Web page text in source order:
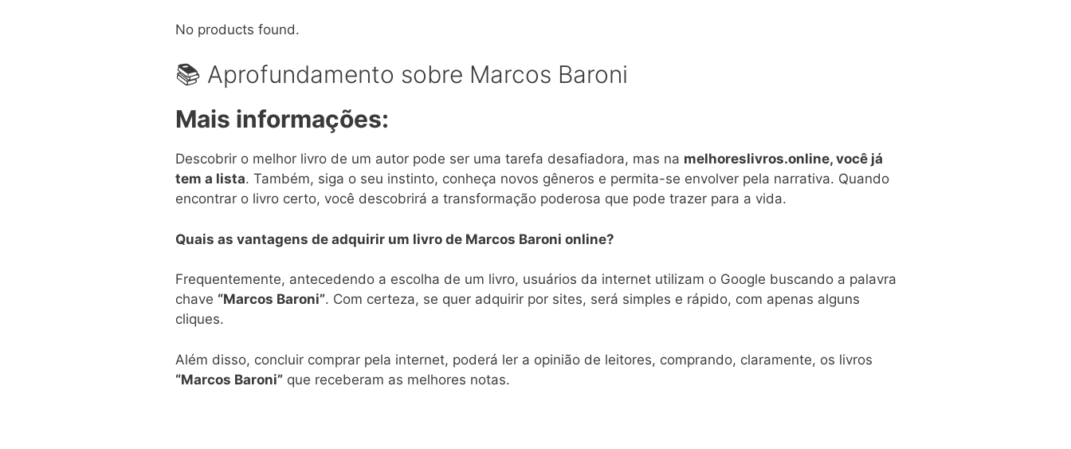
No products found.
📚 Aprofundamento sobre Marcos Baroni
Mais informações:
Descobrir o melhor livro de um autor pode ser uma tarefa desafiadora, mas na melhoreslivros.online, você já
tem a lista. Também, siga o seu instinto, conheça novos gêneros e permita-se envolver pela narrativa. Quando
encontrar o livro certo, você descobrirá a transformação poderosa que pode trazer para a vida.
Quais as vantagens de adquirir um livro de Marcos Baroni online?
Frequentemente, antecedendo a escolha de um livro, usuários da internet utilizam o Google buscando a palavra
chave “Marcos Baroni”. Com certeza, se quer adquirir por sites, será simples e rápido, com apenas alguns
cliques.
Além disso, concluir comprar pela internet, poderá ler a opinião de leitores, comprando, claramente, os livros
“Marcos Baroni”que receberam as melhores notas.